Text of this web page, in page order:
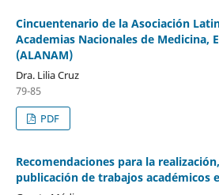
Cincuentenario de la Asociación
Academias Nacionales de Medicina,
(ALANAM)
Dra. Lilia Cruz
79-85
PDF
Recomendaciones para la
publicación de trabajos académicos